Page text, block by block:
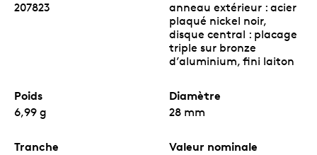
207823
anneau extérieur : acier
plaqué nickel noir,
disque central : placage
triple sur bronze
d’aluminium, fini laiton
Poids
6,99 g
Diamètre
28 mm
Tranche Valeur nominale